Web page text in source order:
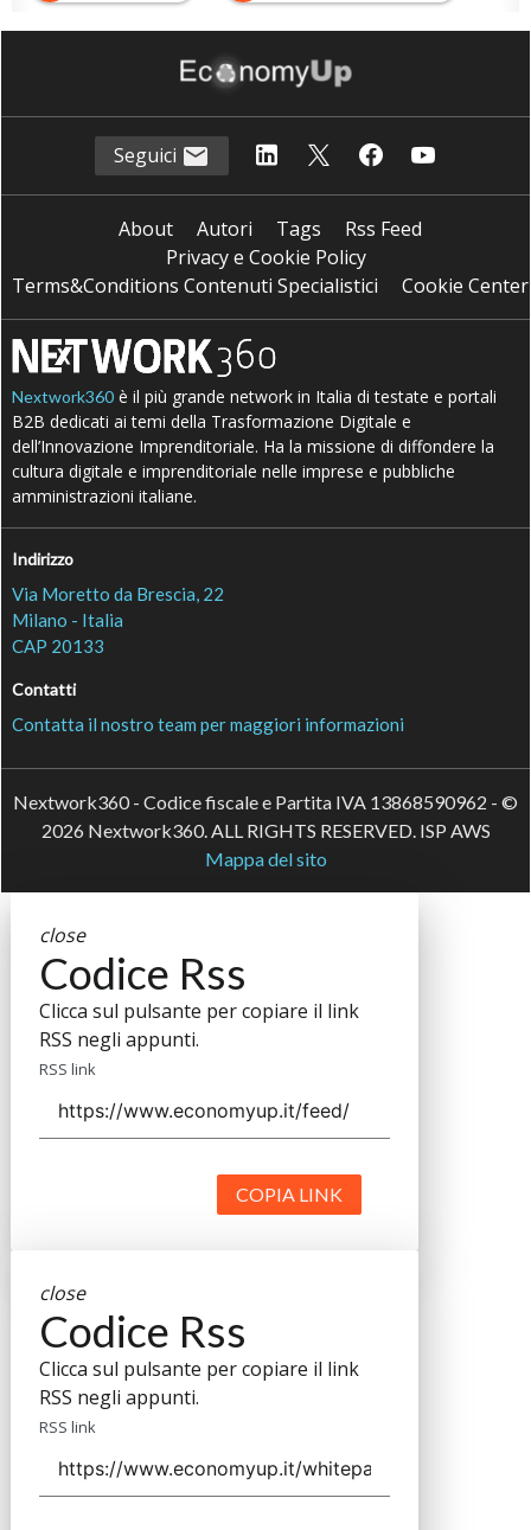
Seguici
About Autori Tags
Rss Feed
Privacy e Cookie Policy
Terms&Conditions Contenuti Specialistici
Cookie Center
Nextwork360 è il più grande network in Italia di testate e portali
B2B dedicati ai temi della Trasformazione Digitale e
dell’Innovazione Imprenditoriale. Ha la missione di diffondere la
cultura digitale e imprenditoriale nelle imprese e pubbliche
amministrazioni italiane.
Indirizzo
Via Moretto da Brescia, 22
Milano - Italia
CAP 20133
Contatti
Contatta il nostro team per maggiori informazioni
Nextwork360 - Codice fiscale e Partita IVA 13868590962 - ©
2026 Nextwork360. ALL RIGHTS RESERVED. ISP AWS
Mappa del sito
close
Codice Rss
Clicca sul pulsante per copiare il link
RSS negli appunti.
RSS link
COPIA LINK
close
Codice Rss
Clicca sul pulsante per copiare il link
RSS negli appunti.
RSS link